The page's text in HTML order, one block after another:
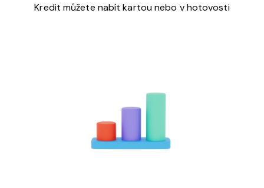
Kredit můžete nabít kartou nebo v hotovosti